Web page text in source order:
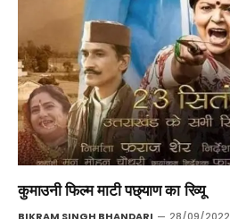
कुमाउनी फिल्म माटी पछ्याण का रिव्यू
BIKRAM SINGH BHANDARI 28/09/2022